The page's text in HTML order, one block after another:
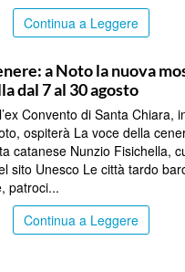
Continua a Leggere
a Noto la nuova
dal 7 al 30 agosto
Convento di Santa Chiara,
ospiterà La voce della
catanese Nunzio Fisichella,
sito Unesco Le città tardo
patroci...
Continua a Leggere